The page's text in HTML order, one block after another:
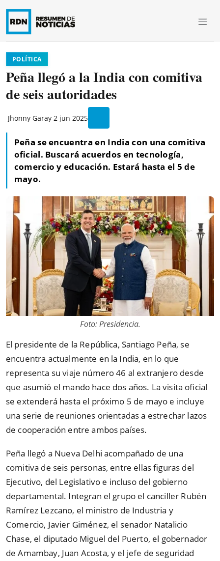
POLÍTICA
Peña llegó a la India con comitiva
de seis autoridades
Jhonny Garay 2 jun 2025
Peña se encuentra en India con una comitiva
oficial. Buscará acuerdos en tecnología,
comercio y educación. Estará hasta el 5 de
mayo.
Foto: Presidencia.
El presidente de la República, Santiago Peña, se
encuentra actualmente en la India, en lo que
representa su viaje número 46 al extranjero desde
que asumió el mando hace dos años. La visita oficial
se extenderá hasta el próximo 5 de mayo e incluye
una serie de reuniones orientadas a estrechar lazos
de cooperación entre ambos países.
Peña llegó a Nueva Delhi acompañado de una
comitiva de seis personas, entre ellas figuras del
Ejecutivo, del Legislativo e incluso del gobierno
departamental. Integran el grupo el canciller Rubén
Ramírez Lezcano, el ministro de Industria y
Comercio, Javier Giménez, el senador Natalicio
Chase, el diputado Miguel del Puerto, el gobernador
de Amambay, Juan Acosta, y el jefe de seguridad